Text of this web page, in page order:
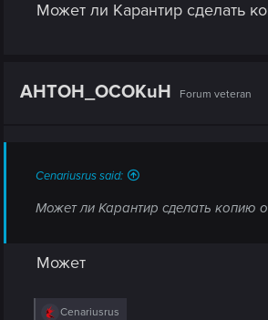
:
Может ли Карантир сделать
AHTOH_OCOKuH Forum veteran
Cenariusrus said:
Может ли Карантир сделать копию
Может
R
Cenariusrus